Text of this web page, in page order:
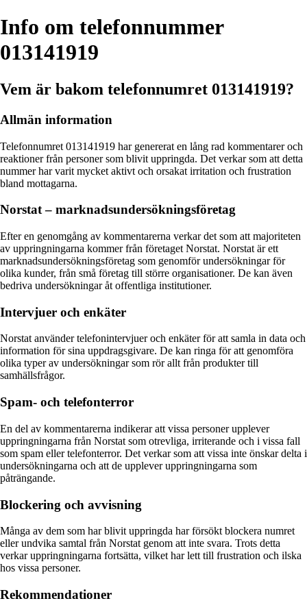
Info om telefonnummer
013141919
Vem är bakom telefonnumret 013141919?
Allmän information
Telefonnumret 013141919 har genererat en lång rad kommentarer och
reaktioner från personer som blivit uppringda. Det verkar som att detta
nummer har varit mycket aktivt och orsakat irritation och frustration
bland mottagarna.
Norstat – marknadsundersökningsföretag
Efter en genomgång av kommentarerna verkar det som att majoriteten
av uppringningarna kommer från företaget Norstat. Norstat är ett
marknadsundersökningsföretag som genomför undersökningar för
olika kunder, från små företag till större organisationer. De kan även
bedriva undersökningar åt offentliga institutioner.
Intervjuer och enkäter
Norstat använder telefonintervjuer och enkäter för att samla in data och
information för sina uppdragsgivare. De kan ringa för att genomföra
olika typer av undersökningar som rör allt från produkter till
samhällsfrågor.
Spam- och telefonterror
En del av kommentarerna indikerar att vissa personer upplever
uppringningarna från Norstat som otrevliga, irriterande och i vissa fall
som spam eller telefonterror. Det verkar som att vissa inte önskar delta i
undersökningarna och att de upplever uppringningarna som
påträngande.
Blockering och avvisning
Många av dem som har blivit uppringda har försökt blockera numret
eller undvika samtal från Norstat genom att inte svara. Trots detta
verkar uppringningarna fortsätta, vilket har lett till frustration och ilska
hos vissa personer.
Rekommendationer